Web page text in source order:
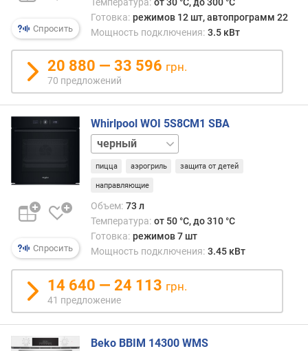
м
а
ь
я
т
е
р
а
у
р
а
(
°
C
Спросить
Готовка: режимов 12 шт, автопрограмм 22
Мощность подключения: 3.5 кВт
20 880 — 33 596 грн.
70 предложений
Спросить
Whirlpool WOI 5S8CM1 SBA
нержавейка
пицца аэрогриль защита от детей
направляющие
Объем: 73 л
Температура: от 50 °C, до 310 °C
Готовка: режимов 7 шт
Мощность подключения: 3.45 кВт
14 640 — 24 113 грн.
41 предложение
Beko BBIM 14300 WMS